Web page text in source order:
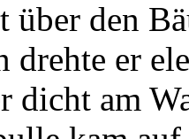
über den
drehte er
dicht am